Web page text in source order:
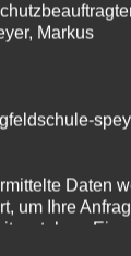
Markus
Daten
um Ihre